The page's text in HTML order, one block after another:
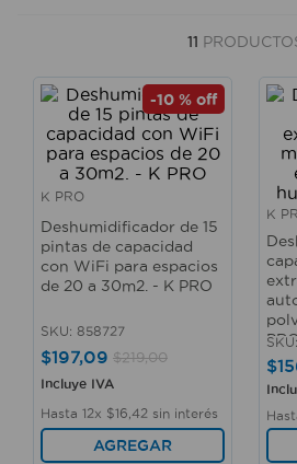
11
-10 % off
K PRO
Deshumidificador de 15
pintas de capacidad
con WiFi para espacios
de 20 a 30m2. - K PRO
SKU: 858727
$197,09 $219,00
Incluye IVA
Hasta 12x $16 42 sin interés
AGREGAR
K
PRO
SKU:
$
escritorio
cerradura
aspiradora
taladro